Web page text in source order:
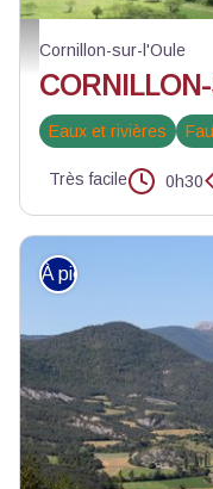
Lac du Pas des Ondes -
Cornillon-sur-l'Oule
Eaux et rivières
Très facile 0h30
À pied